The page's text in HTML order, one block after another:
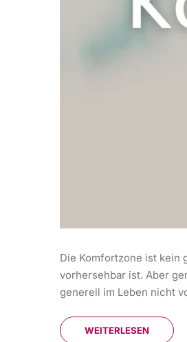
Die Komfortzone ist kein
vorhersehbar ist. Aber
generell im Leben nicht
WEITERLESEN